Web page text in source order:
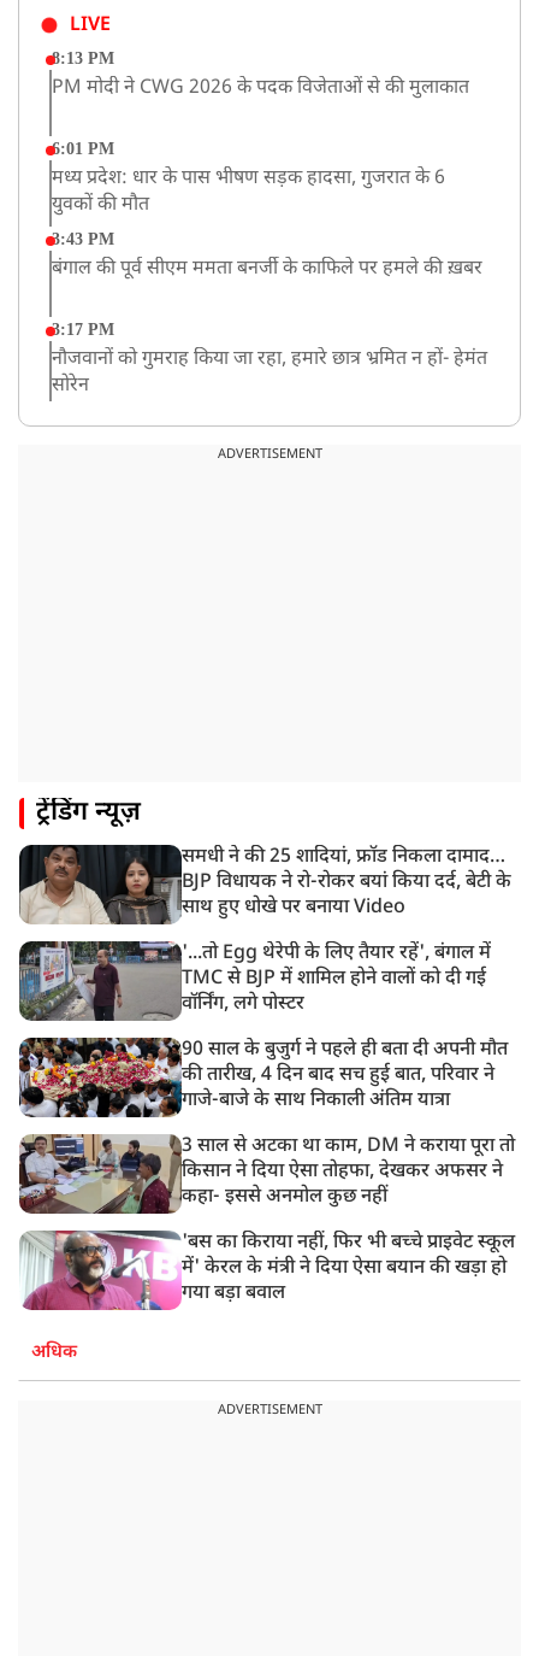
LIVE
8:13 PM
PM मोदी ने CWG 2026 के पदक विजेताओं से की मुलाकात
6:01 PM
मध्य प्रदेश: धार के पास भीषण सड़क हादसा, गुजरात के 6
युवकों की मौत
3:43 PM
बंगाल की पूर्व सीएम ममता बनर्जी के काफिले पर हमले की ख़बर
3:17 PM
नौजवानों को गुमराह किया जा रहा, हमारे छात्र भ्रमित न हों- हेमंत
सोरेन
बारामती में निजी ट्रेनिंग विमान दुर्घटनाग्रस्त, किसी के घायल होने
PM मोदी को आया अमेरिकी उपराष्ट्रपति जेडी वेंस का फोन,
8:23 AM
रांची: छात्रों और झारखंड सरकार के बीच आज होगी तीसरे दौर
की बातचीत
ADVERTISEMENT
ट्रेंडिंग न्यूज़
समधी ने की 25 शादियां, फ्रॉड निकला दामाद…
BJP विधायक ने रो-रोकर बयां किया दर्द, बेटी के
साथ हुए धोखे पर बनाया Video
'...तो Egg थेरेपी के लिए तैयार रहें', बंगाल में
TMC से BJP में शामिल होने वालों को दी गई
वॉर्निंग, लगे पोस्टर
90 साल के बुजुर्ग ने पहले ही बता दी अपनी मौत
की तारीख, 4 दिन बाद सच हुई बात, परिवार ने
गाजे-बाजे के साथ निकाली अंतिम यात्रा
3 साल से अटका था काम, DM ने कराया पूरा तो
किसान ने दिया ऐसा तोहफा, देखकर अफसर ने
कहा- इससे अनमोल कुछ नहीं
'बस का किराया नहीं, फिर भी बच्चे प्राइवेट स्कूल
में' केरल के मंत्री ने दिया ऐसा बयान की खड़ा हो
गया बड़ा बवाल
अधिक
ADVERTISEMENT